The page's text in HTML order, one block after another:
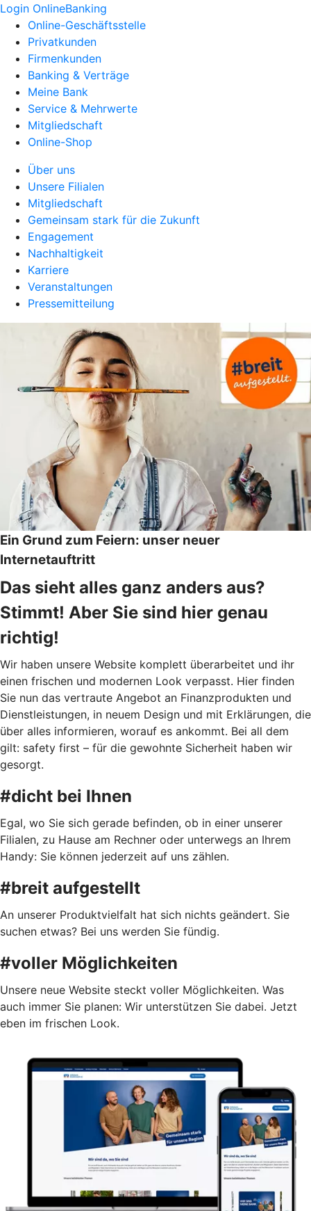
Login OnlineBanking
Online-Geschäftsstelle
Privatkunden
Firmenkunden
Banking & Verträge
Meine Bank
Service & Mehrwerte
Mitgliedschaft
Online-Shop
Über uns
Unsere Filialen
Mitgliedschaft
Gemeinsam stark für die Zukunft
Engagement
Nachhaltigkeit
Karriere
Veranstaltungen
Pressemitteilung
Ein Grund zum Feiern: unser neuer
Internetauftritt
Das sieht alles ganz anders aus?
Stimmt! Aber Sie sind hier genau
richtig!
Wir haben unsere Website komplett überarbeitet und ihr
einen frischen und modernen Look verpasst. Hier finden
Sie nun das vertraute Angebot an Finanzprodukten und
Dienstleistungen, in neuem Design und mit Erklärungen, die
über alles informieren, worauf es ankommt. Bei all dem
gilt: safety first – für die gewohnte Sicherheit haben wir
gesorgt.
#dicht bei Ihnen
Egal, wo Sie sich gerade befinden, ob in einer unserer
Filialen, zu Hause am Rechner oder unterwegs an Ihrem
Handy: Sie können jederzeit auf uns zählen.
#breit aufgestellt
An unserer Produktvielfalt hat sich nichts geändert. Sie
suchen etwas? Bei uns werden Sie fündig.
#voller Möglichkeiten
Unsere neue Website steckt voller Möglichkeiten. Was
auch immer Sie planen: Wir unterstützen Sie dabei. Jetzt
eben im frischen Look.